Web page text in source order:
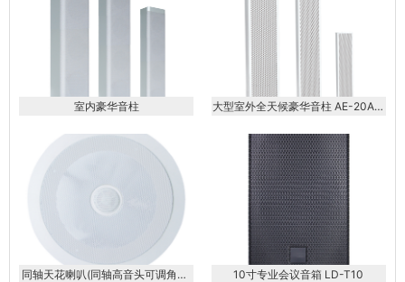
室内豪华音柱
大型室外全天候豪华音柱 AE-20AE-
同轴天花喇叭(同轴高音头可调角度) 10寸专业会议音箱 LD-T10